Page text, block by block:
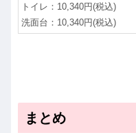
トイレ：10,340円(税込)
洗面台：10,340円(税込)
まとめ